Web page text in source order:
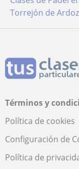
Torrejón de Ardoz
Términos y
Política de cookies
Configuración de
Política de